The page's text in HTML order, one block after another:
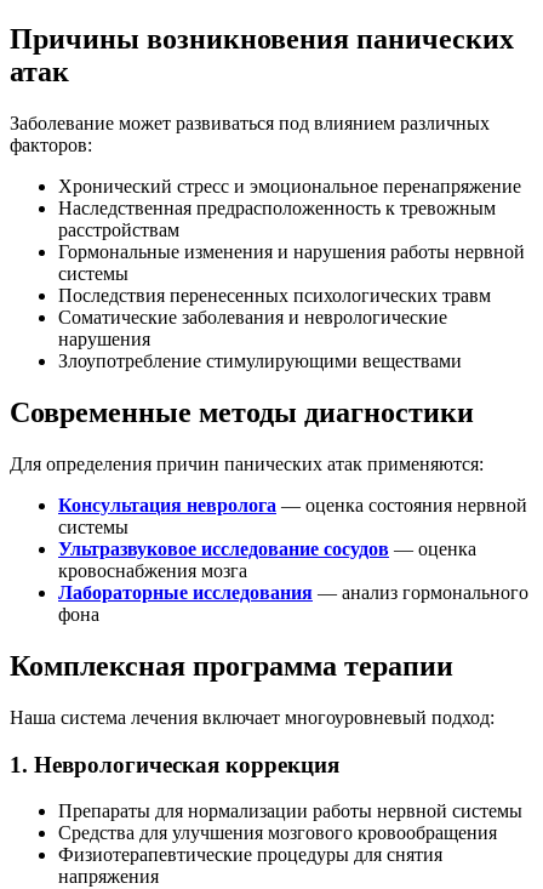
Причины возникновения панических
атак
Заболевание может развиваться под влиянием различных
факторов:
Хронический стресс и эмоциональное перенапряжение
Наследственная предрасположенность к тревожным
расстройствам
Гормональные изменения и нарушения работы нервной
системы
Последствия перенесенных психологических травм
Соматические заболевания и неврологические
нарушения
Злоупотребление стимулирующими веществами
Современные методы диагностики
Для определения причин панических атак применяются:
Консультация невролога — оценка состояния нервной
системы
Ультразвуковое исследование сосудов — оценка
кровоснабжения мозга
Лабораторные исследования — анализ гормонального
фона
Комплексная программа терапии
Наша система лечения включает многоуровневый подход:
1. Неврологическая коррекция
Препараты для нормализации работы нервной системы
Средства для улучшения мозгового кровообращения
Физиотерапевтические процедуры для снятия
напряжения